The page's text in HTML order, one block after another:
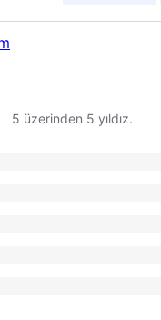
5 üzerinden 5 yıldız.